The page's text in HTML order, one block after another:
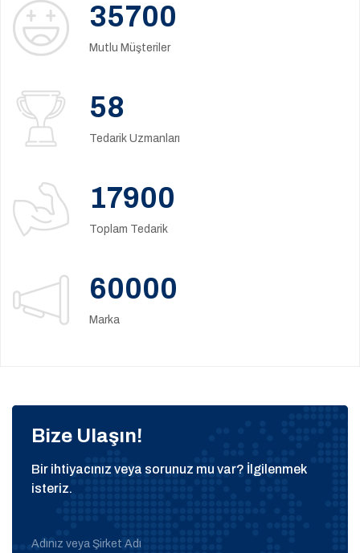
35700
Mutlu Müşteriler
58
Tedarik Uzmanları
17900
Toplam Tedarik
60000
Marka
Bize Ulaşın!
Bir ihtiyacınız veya sorunuz mu var? İlgilenmek
isteriz.
Adınız veya Şirket Adı